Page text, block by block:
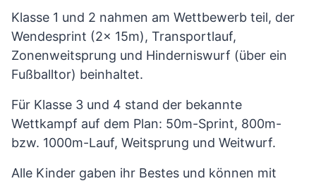
Klasse 1 und 2 nahmen am Wettbewerb teil, der
Wendesprint (2x 15m), Transportlauf,
Zonenweitsprung und Hinderniswurf (über ein
Fußballtor) beinhaltet.
Für Klasse 3 und 4 stand der bekannte
Wettkampf auf dem Plan: 50m-Sprint, 800m-
bzw. 1000m-Lauf, Weitsprung und Weitwurf.
Alle Kinder gaben ihr Bestes und können mit